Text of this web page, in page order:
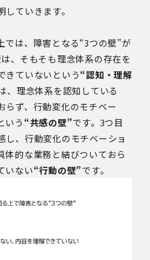
ていきます。
では、障害となる“3つの壁”が
、そもそも理念体系の存在を
きていないという“認知・理解
、理念体系を認知している
らず、行動変化のモチベー
いう “共感の壁”です。3つ目
し、行動変化のモチベーショ
体的な業務と結びついておら
いない“行動の壁”です。